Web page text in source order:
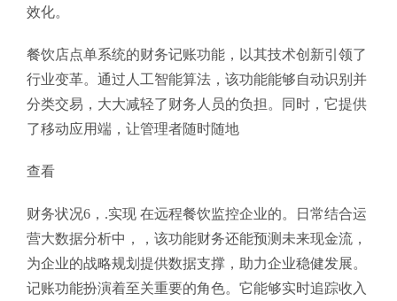
效化。
餐饮店点单系统的财务记账功能，以其技术创新引领了
行业变革。通过人工智能算法，该功能能够自动识别并
分类交易，大大减轻了财务人员的负担。同时，它提供
了移动应用端，让管理者随时随地
查看
财务状况6，.实现 在远程餐饮监控企业的。日常结合运
营大数据分析中，，该功能财务还能预测未来现金流，
为企业的战略规划提供数据支撑，助力企业稳健发展。
记账功能扮演着至关重要的角色。它能够实时追踪收入